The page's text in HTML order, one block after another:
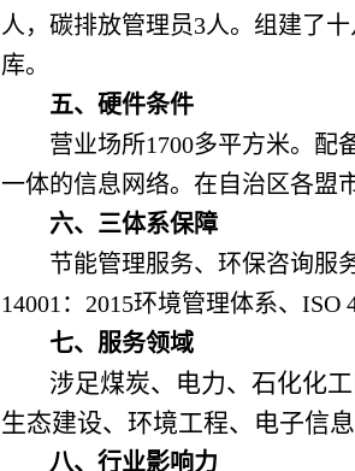
人，碳排放管理员3人。组建了
库。
五、硬件条件
营业场所1700多平方米。配
一体的信息网络。在自治区各盟
六、三体系保障
节能管理服务、环保咨询服
14001：2015环境管理体系、ISO
七、服务领域
涉足煤炭、电力、石化化
生态建设、环境工程、电子信
八、行业影响力